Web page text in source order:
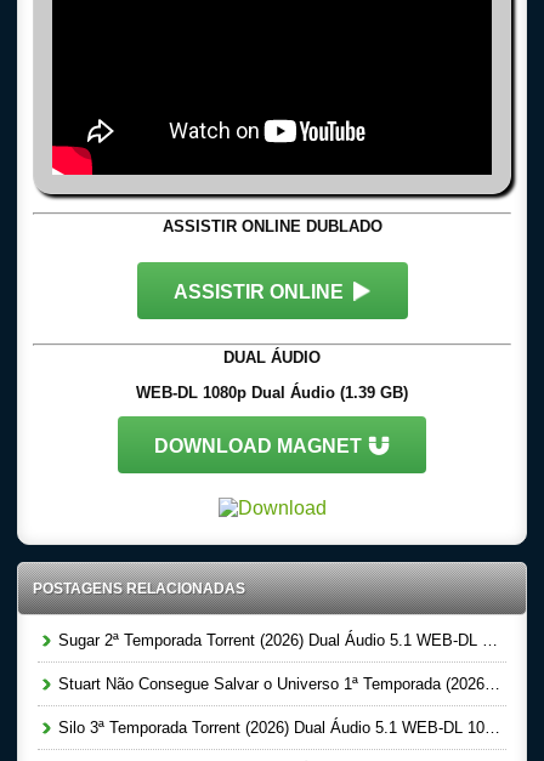
ASSISTIR ONLINE DUBLADO
ASSISTIR ONLINE
DUAL ÁUDIO
WEB-DL 1080p Dual Áudio (1.39 GB)
DOWNLOAD MAGNET
POSTAGENS RELACIONADAS
Sugar 2ª Temporada Torrent (2026) Dual Áudio 5.1 WEB-DL 1080p
Stuart Não Consegue Salvar o Universo 1ª Temporada (2026) Dual Áudio 5.1 WEB-DL 1080p
Silo 3ª Temporada Torrent (2026) Dual Áudio 5.1 WEB-DL 1080p